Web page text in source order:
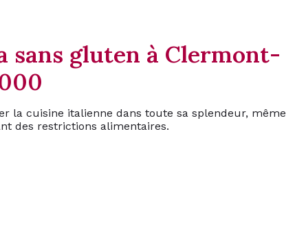
sans gluten à Clermont-
la cuisine italienne dans toute sa splendeur, même
des restrictions alimentaires.